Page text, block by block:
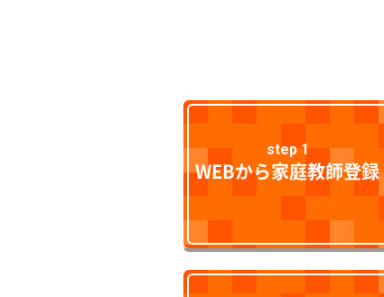
step 1
WEBから家庭教師登録